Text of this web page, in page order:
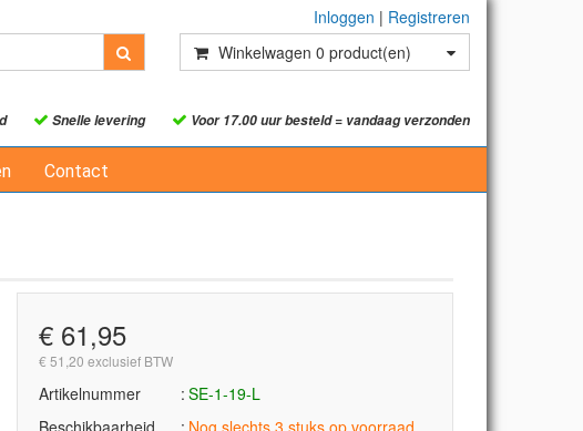
Inloggen | Registreren
Winkelwagen 0 product(en)
Snelle levering Voor 17.00 uur besteld = vandaag verzonden
Contact
€ 61,95
€ 51,20 exclusief BTW
Artikelnummer
SE-1-19-L
Beschikbaarheid
Nog slechts 3 stuks op voorraad